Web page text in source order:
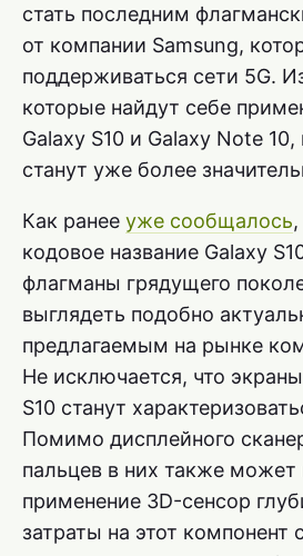
стать последним
от компании Samsung,
поддерживаться сети 5G.
которые найдут себе
Galaxy S10 и Galaxy Note
станут уже более
Как ранее уже сообщалось
кодовое название Galaxy
флагманы грядущего
выглядеть подобно
предлагаемым на рынке
Не исключается, что
S10 станут
Помимо дисплейного
пальцев в них также может
применение 3D-сенсор
затраты на этот компонент